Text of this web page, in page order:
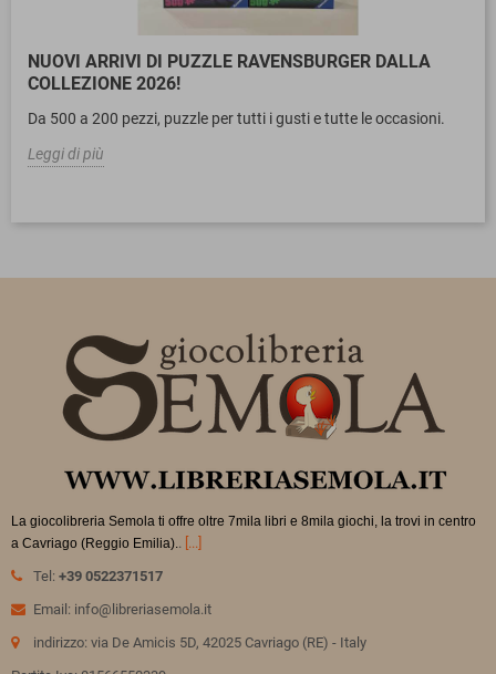
NUOVI ARRIVI DI PUZZLE RAVENSBURGER DALLA
COLLEZIONE 2026!
Da 500 a 200 pezzi, puzzle per tutti i gusti e tutte le occasioni.
Leggi di più
La giocolibreria Semola ti offre oltre 7mila libri e 8mila giochi, la trovi in centro
a Cavriago (Reggio Emilia). . [...]
Tel: +39 0522371517
Email: info@libreriasemola.it
indirizzo: via De Amicis 5D, 42025 Cavriago (RE) - Italy